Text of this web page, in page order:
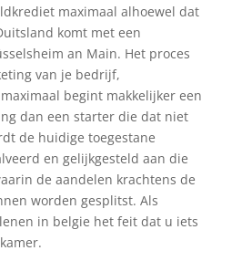
maximaal alhoewel dat
komt met een
an Main. Het proces
van je bedrijf,
begint makkelijker een
dan een starter die dat niet
de huidige toegestane
en gelijkgesteld aan die
de aandelen krachtens de
worden gesplitst. Als
in belgie het feit dat u iets